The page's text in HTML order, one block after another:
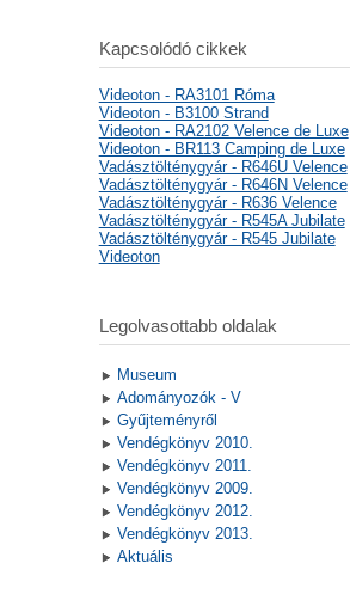
Kapcsolódó cikkek
Videoton - RA3101 Róma
Videoton - B3100 Strand
Videoton - RA2102 Velence de Luxe
Videoton - BR113 Camping de Luxe
Vadásztölténygyár - R646U Velence
Vadásztölténygyár - R646N Velence
Vadásztölténygyár - R636 Velence
Vadásztölténygyár - R545A Jubilate
Vadásztölténygyár - R545 Jubilate
Videoton
Legolvasottabb oldalak
Museum
Adományozók - V
Gyűjteményről
Vendégkönyv 2010.
Vendégkönyv 2011.
Vendégkönyv 2009.
Vendégkönyv 2012.
Vendégkönyv 2013.
Aktuális